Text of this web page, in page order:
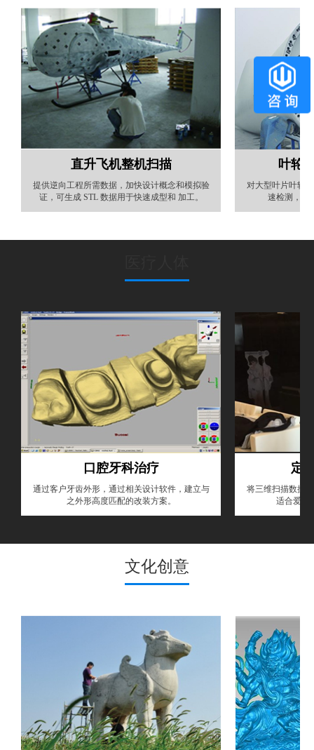
直升飞机整机扫描
提供逆向工程所需数据，加快设计概念和模拟验
证，可生成 STL 数据用于快速成型和 加工。
叶轮
对大型叶片叶轮
速检测，从
口腔牙科治疗
通过客户牙齿外形，通过相关设计软件，建立与
之外形高度匹配的改装方案。
定
将三维扫描数据
适合爱美
文化创意